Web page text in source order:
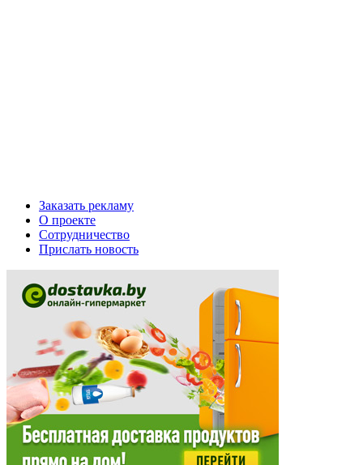
Заказать рекламу
О проекте
Сотрудничество
Прислать новость